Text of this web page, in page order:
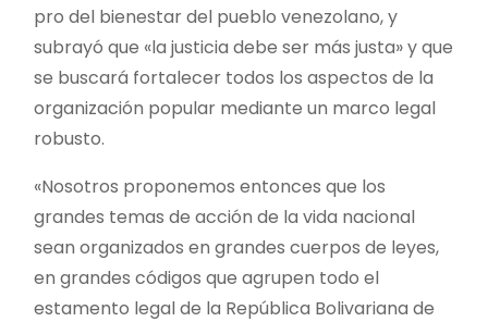
pro del bienestar del pueblo venezolano, y
subrayó que «la justicia debe ser más justa» y que
se buscará fortalecer todos los aspectos de la
organización popular mediante un marco legal
robusto.
«Nosotros proponemos entonces que los
grandes temas de acción de la vida nacional
sean organizados en grandes cuerpos de leyes,
en grandes códigos que agrupen todo el
estamento legal de la República Bolivariana de